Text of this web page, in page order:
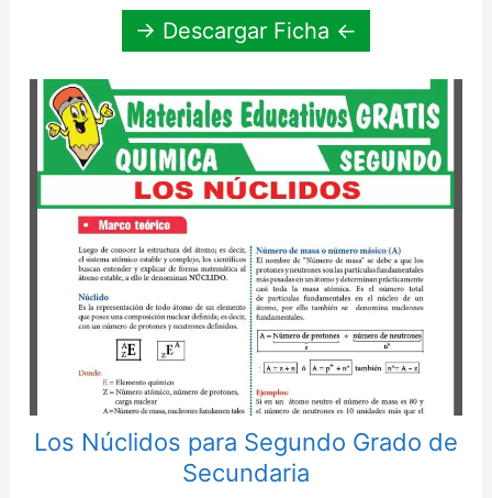
→ Descargar Ficha ←
Los Núclidos para Segundo Grado de
Secundaria